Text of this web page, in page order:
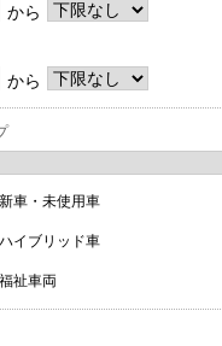
から
から
新車・未使用車
ハイブリッド車
福祉車両